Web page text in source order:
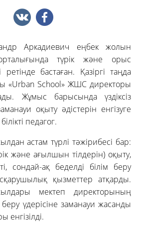
Аркадиевич еңбек жолын
түрік және орыс
ретінде бастаған. Қазіргі таңда
«Urban School» ЖШС директоры
Жұмыс барысында үздіксіз
оқыту әдістерін енгізуге
педагог.
астам түрлі тәжірибесі бар:
және ағылшын тілдерін) оқыту,
сондай-ақ беделді білім беру
қызметтер атқарды.
мектеп директорының
үдерісіне заманауи жасанды
енгізілді.